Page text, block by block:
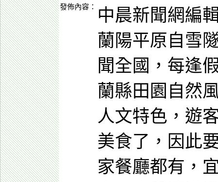
發佈內容：
中晨新聞網編
蘭陽平原自雪
聞全國，每逢
蘭縣田園自然
人文特色，遊
美食了，因此
家餐廳都有，